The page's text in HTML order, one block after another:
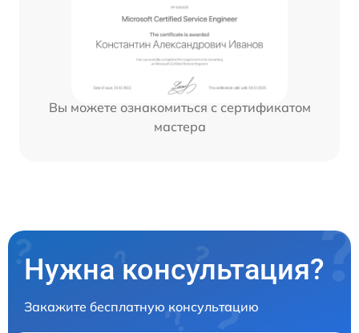
Вы можете ознакомиться с сертификатом
мастера
Нужна консультация?
Закажите бесплатную консультацию